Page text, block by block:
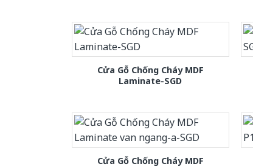
Cửa Gỗ Chống Cháy MDF
Laminate-SGD
Cửa Gỗ Chống Cháy MDF